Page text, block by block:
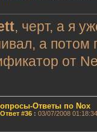
, черт, а я
а потом
от
Ответы по Nox
Ответ #36: 03/07/2008